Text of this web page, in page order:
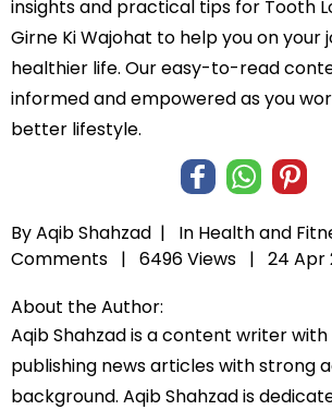
insights and practical tips for Tooth
Girne Ki Wajohat to help you on your
healthier life. Our easy-to-read
informed and empowered as you
better lifestyle.
By Aqib Shahzad | In Health and
Comments | 6496 Views | 24 Apr
About the Author:
Aqib Shahzad is a content writer
publishing news articles with strong
background. Aqib Shahzad is